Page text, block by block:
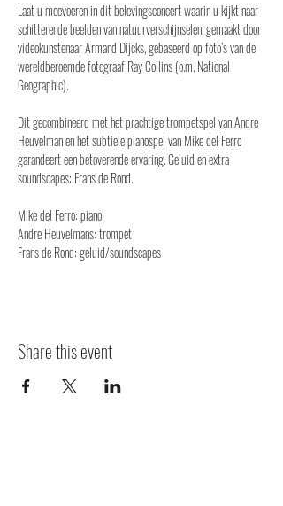
Laat u meevoeren in dit belevingsconcert waarin u kijkt naar
schitterende beelden van natuurverschijnselen, gemaakt door
videokunstenaar Armand Dijcks, gebaseerd op foto’s van de
wereldberoemde fotograaf Ray Collins (o.m. National
Geographic).
Dit gecombineerd met het prachtige trompetspel van Andre
Heuvelman en het subtiele pianospel van Mike del Ferro
garandeert een betoverende ervaring. Geluid en extra
soundscapes: Frans de Rond.
Mike del Ferro: piano
Andre Heuvelmans: trompet
Frans de Rond: geluid/soundscapes
Share this event